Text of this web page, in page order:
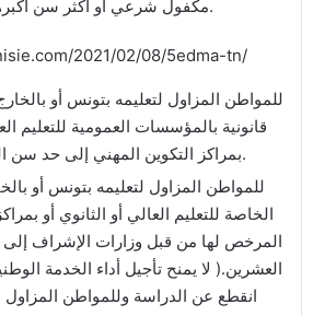
مكفول شرعي أو أكثر سن أكبرهم دون العشرين.
2021/02/08/5edma-tn/
للمواطن المزاول لتعليمه بتونس أو
قانونية بالمؤسسات العمومية للتعليم
بمراكز التكوين المهني إلى حد سن الثامنة و العشرين.
للمواطن المزاول لتعليمه بتونس أو
الخاصة للتعليم العالي أو الثانوي أو
المرخص لها من قبل وزارات الإشراف إلى
العشرين.( لا يمنح تأجيل أداء الخدمة
انقطع عن الدراسة وللمواطن المزاول